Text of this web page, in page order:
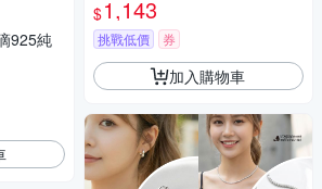
925純
$1,143
挑戰低價 券
加入購物車